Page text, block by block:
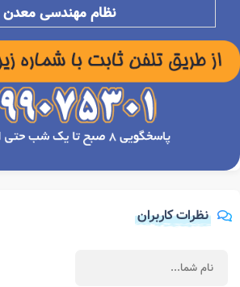
نظام مهندسی معدن
نظرات کاربران